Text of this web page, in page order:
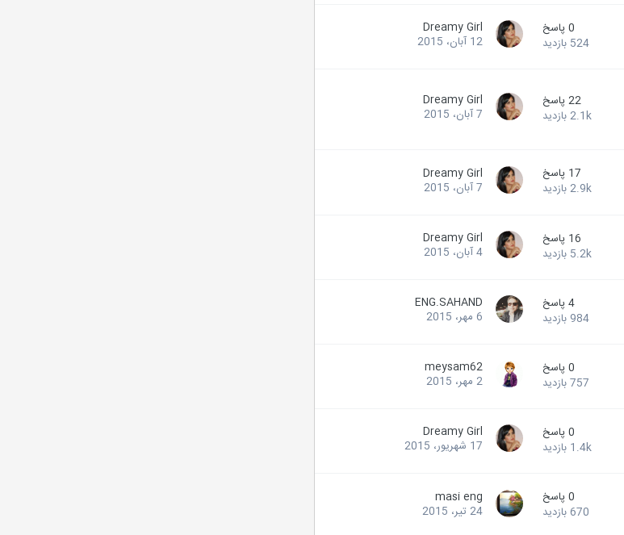
0 پاسخ
524 بازدید
Dreamy Girl
12 آبان، 2015
22 پاسخ
2.1k بازدید
Dreamy Girl
7 آبان، 2015
17 پاسخ
2.9k بازدید
Dreamy Girl
7 آبان، 2015
16 پاسخ
5.2k بازدید
Dreamy Girl
4 آبان، 2015
4 پاسخ
984 بازدید
ENG.SAHAND
6 مهر، 2015
0 پاسخ
757 بازدید
meysam62
2 مهر، 2015
0 پاسخ
1.4k بازدید
Dreamy Girl
17 شهریور، 2015
0 پاسخ
670 بازدید
masi eng
24 تیر، 2015